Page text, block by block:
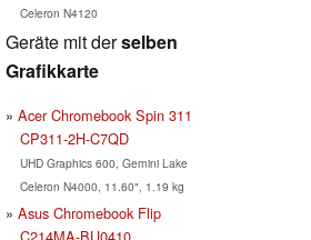
Celeron N4120
Geräte mit derselben
Grafikkarte
Acer Chromebook Spin 311
CP311-2H-C7QD
UHD Graphics 600, Gemini Lake
Celeron N4000, 11.60", 1.19 kg
Asus Chromebook Flip